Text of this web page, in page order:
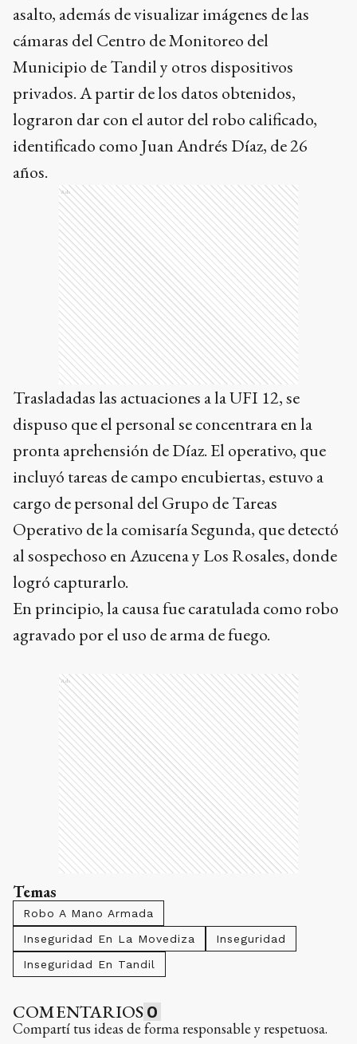
asalto, además de visualizar imágenes de las
cámaras del Centro de Monitoreo del
Municipio de Tandil y otros dispositivos
privados. A partir de los datos obtenidos,
lograron dar con el autor del robo calificado,
identificado como Juan Andrés Díaz, de 26
años.
Ads
Trasladadas las actuaciones a la UFI 12, se
dispuso que el personal se concentrara en la
pronta aprehensión de Díaz. El operativo, que
incluyó tareas de campo encubiertas, estuvo a
cargo de personal del Grupo de Tareas
Operativo de la comisaría Segunda, que detectó
al sospechoso en Azucena y Los Rosales, donde
logró capturarlo.
En principio, la causa fue caratulada como robo
agravado por el uso de arma de fuego.
Ads
Temas
Robo A Mano Armada
Inseguridad En La Movediza
Inseguridad
Inseguridad En Tandil
COMENTARIOS 0
Compartí tus ideas de forma responsable y respetuosa.